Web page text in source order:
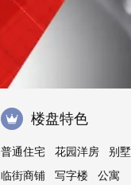
楼盘特色
普通住宅 花园洋房
别墅
临街商铺
写字楼
公寓